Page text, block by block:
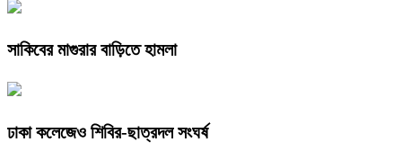
সাকিবের মাগুরার বাড়িতে হামলা
ঢাকা কলেজেও শিবির-ছাত্রদল সংঘর্ষ